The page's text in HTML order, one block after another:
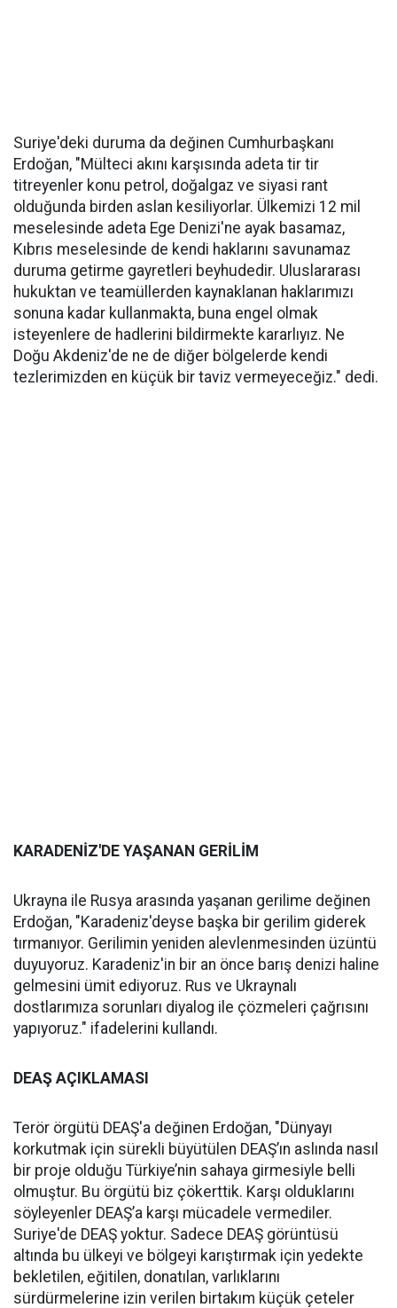
Suriye'deki duruma da değinen Cumhurbaşkanı
Erdoğan, "Mülteci akını karşısında adeta tir tir
titreyenler konu petrol, doğalgaz ve siyasi rant
olduğunda birden aslan kesiliyorlar. Ülkemizi 12 mil
meselesinde adeta Ege Denizi'ne ayak basamaz,
Kıbrıs meselesinde de kendi haklarını savunamaz
duruma getirme gayretleri beyhudedir. Uluslararası
hukuktan ve teamüllerden kaynaklanan haklarımızı
sonuna kadar kullanmakta, buna engel olmak
isteyenlere de hadlerini bildirmekte kararlıyız. Ne
Doğu Akdeniz'de ne de diğer bölgelerde kendi
tezlerimizden en küçük bir taviz vermeyeceğiz." dedi.
KARADENİZ'DE YAŞANAN GERİLİM
Ukrayna ile Rusya arasında yaşanan gerilime değinen
Erdoğan, "Karadeniz'deyse başka bir gerilim giderek
tırmanıyor. Gerilimin yeniden alevlenmesinden üzüntü
duyuyoruz. Karadeniz'in bir an önce barış denizi haline
gelmesini ümit ediyoruz. Rus ve Ukraynalı
dostlarımıza sorunları diyalog ile çözmeleri çağrısını
yapıyoruz." ifadelerini kullandı.
DEAŞ AÇIKLAMASI
Terör örgütü DEAŞ'a değinen Erdoğan, "Dünyayı
korkutmak için sürekli büyütülen DEAŞ’ın aslında nasıl
bir proje olduğu Türkiye’nin sahaya girmesiyle belli
olmuştur. Bu örgütü biz çökerttik. Karşı olduklarını
söyleyenler DEAŞ’a karşı mücadele vermediler.
Suriye'de DEAŞ yoktur. Sadece DEAŞ görüntüsü
altında bu ülkeyi ve bölgeyi karıştırmak için yedekte
bekletilen, eğitilen, donatılan, varlıklarını
sürdürmelerine izin verilen birtakım küçük çeteler